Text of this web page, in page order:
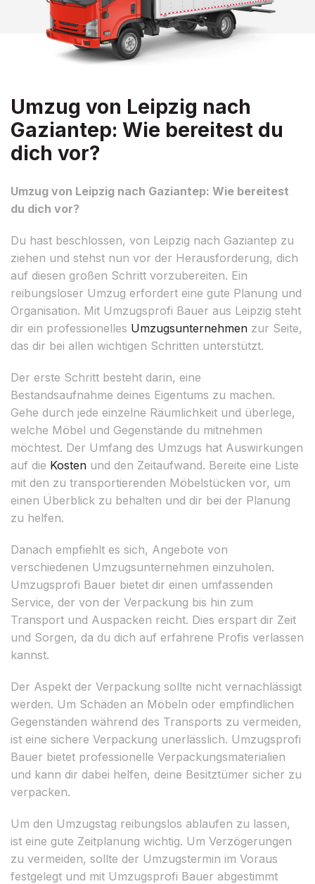
Umzug von Leipzig nach
Gaziantep: Wie bereitest du
dich vor?
Umzug von Leipzig nach Gaziantep: Wie bereitest
du dich vor?
Du hast beschlossen, von Leipzig nach Gaziantep zu
ziehen und stehst nun vor der Herausforderung, dich
auf diesen großen Schritt vorzubereiten. Ein
reibungsloser Umzug erfordert eine gute Planung und
Organisation. Mit Umzugsprofi Bauer aus Leipzig steht
dir ein professionelles Umzugsunternehmen zur Seite,
das dir bei allen wichtigen Schritten unterstützt.
Der erste Schritt besteht darin, eine
Bestandsaufnahme deines Eigentums zu machen.
Gehe durch jede einzelne Räumlichkeit und überlege,
welche Möbel und Gegenstände du mitnehmen
möchtest. Der Umfang des Umzugs hat Auswirkungen
auf die Kosten und den Zeitaufwand. Bereite eine Liste
mit den zu transportierenden Möbelstücken vor, um
einen Überblick zu behalten und dir bei der Planung
zu helfen.
Danach empfiehlt es sich, Angebote von
verschiedenen Umzugsunternehmen einzuholen.
Umzugsprofi Bauer bietet dir einen umfassenden
Service, der von der Verpackung bis hin zum
Transport und Auspacken reicht. Dies erspart dir Zeit
und Sorgen, da du dich auf erfahrene Profis verlassen
kannst.
Der Aspekt der Verpackung sollte nicht vernachlässigt
werden. Um Schäden an Möbeln oder empfindlichen
Gegenständen während des Transports zu vermeiden,
ist eine sichere Verpackung unerlässlich. Umzugsprofi
Bauer bietet professionelle Verpackungsmaterialien
und kann dir dabei helfen, deine Besitztümer sicher zu
verpacken.
Um den Umzugstag reibungslos ablaufen zu lassen,
ist eine gute Zeitplanung wichtig. Um Verzögerungen
zu vermeiden, sollte der Umzugstermin im Voraus
festgelegt und mit Umzugsprofi Bauer abgestimmt